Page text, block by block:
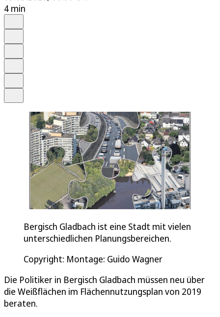
4 min
Bergisch Gladbach ist eine Stadt mit vielen
unterschiedlichen Planungsbereichen.
Copyright: Montage: Guido Wagner
Die Politiker in Bergisch Gladbach müssen neu über
die Weißflächen im Flächennutzungsplan von 2019
beraten.